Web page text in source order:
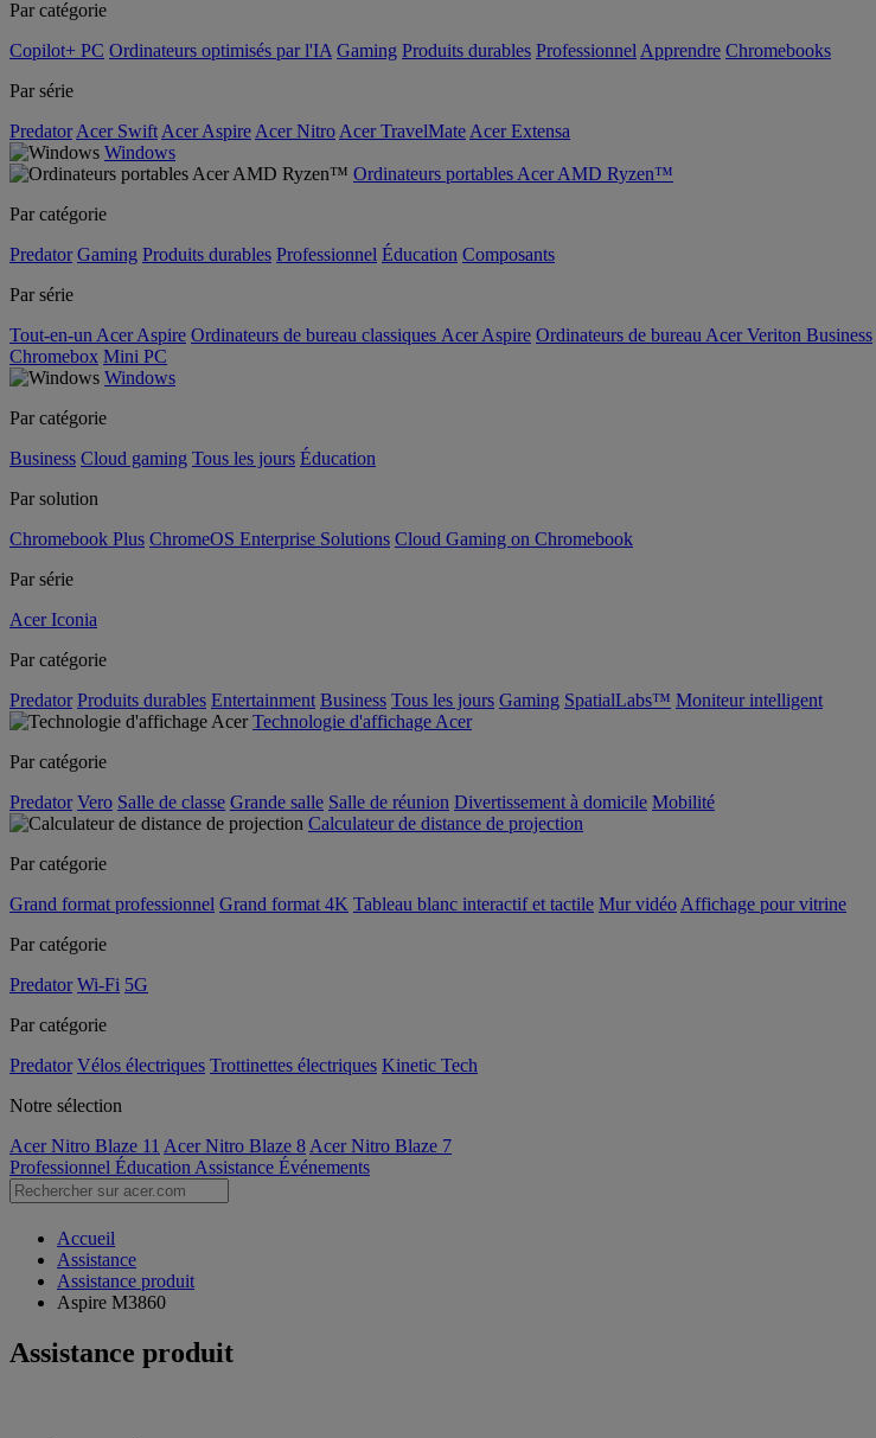
Par catégorie
Copilot+ PC Ordinateurs optimisés par l'IA Gaming Produits durables Professionnel Apprendre Chromebooks
Par série
Predator Acer Swift Acer Aspire Acer Nitro Acer TravelMate Acer Extensa
Windows
Ordinateurs portables Acer AMD Ryzen™
Par catégorie
Predator Gaming Produits durables Professionnel Éducation Composants
Par série
Tout-en-un Acer Aspire Ordinateurs de bureau classiques Acer Aspire Ordinateurs de bureau Acer Veriton Business
Chromebox Mini PC
Windows
Par catégorie
Business Cloud gaming Tous les jours Éducation
Par solution
Chromebook Plus ChromeOS Enterprise Solutions Cloud Gaming on Chromebook
Par série
Acer Iconia
Par catégorie
Predator Produits durables Entertainment Business Tous les jours Gaming SpatialLabs™ Moniteur intelligent
Technologie d'affichage Acer
Par catégorie
Predator Vero Salle de classe Grande salle Salle de réunion Divertissement à domicile Mobilité
Calculateur de distance de projection
Par catégorie
Grand format professionnel Grand format 4K Tableau blanc interactif et tactile Mur vidéo Affichage pour vitrine
Par catégorie
Predator Wi-Fi 5G
Par catégorie
Predator Vélos électriques Trottinettes électriques Kinetic Tech
Notre sélection
Acer Nitro Blaze 11 Acer Nitro Blaze 8 Acer Nitro Blaze 7
Professionnel Éducation Assistance Événements
Accueil
Assistance
Assistance produit
Aspire M3860
Assistance produit